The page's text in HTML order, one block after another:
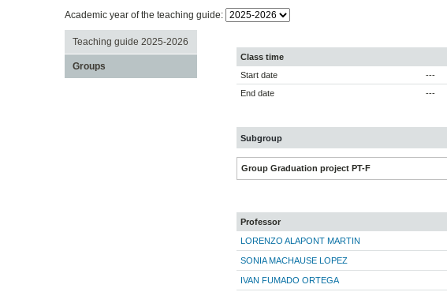
Academic year of the teaching guide:
Teaching guide 2025-2026
Groups
Class time
Start date
---
End date
---
Subgroup
Group Graduation project PT-F
Professor
LORENZO ALAPONT MARTIN
SONIA MACHAUSE LOPEZ
IVAN FUMADO ORTEGA